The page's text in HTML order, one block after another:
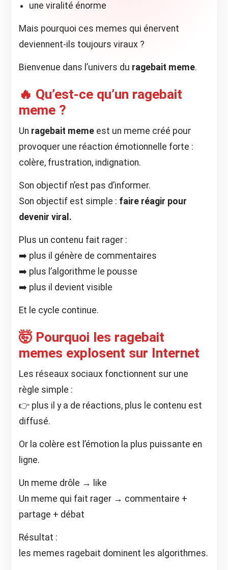
une viralité énorme
Mais pourquoi ces memes qui énervent
deviennent-ils toujours viraux ?
Bienvenue dans l’univers du ragebait meme.
🔥 Qu’est-ce qu’un ragebait
meme ?
Un ragebait meme est un meme créé pour
provoquer une réaction émotionnelle forte :
colère, frustration, indignation.
Son objectif n’est pas d’informer.
Son objectif est simple : faire réagir pour
devenir viral.
Plus un contenu fait rager :
➡️ plus il génère de commentaires
➡️ plus l’algorithme le pousse
➡️ plus il devient visible
Et le cycle continue.
🤯 Pourquoi les ragebait
memes explosent sur Internet
Les réseaux sociaux fonctionnent sur une
règle simple :
👉 plus il y a de réactions, plus le contenu est
diffusé.
Or la colère est l’émotion la plus puissante en
ligne.
Un meme drôle → like
Un meme qui fait rager → commentaire +
partage + débat
Résultat :
les memes ragebait dominent les algorithmes.